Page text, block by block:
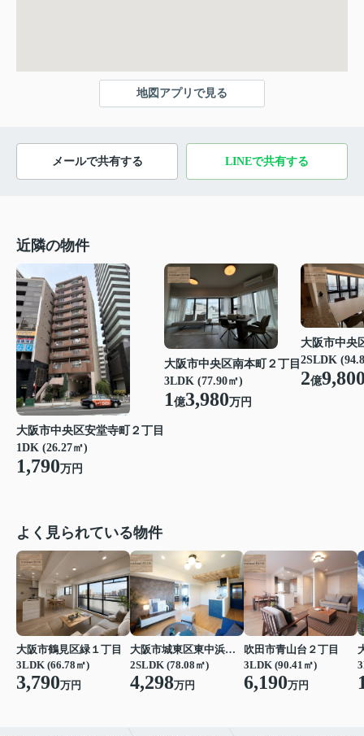
地図アプリで見る
メールで共有する LINEで共有する
近隣の物件
大阪市中央区安堂寺町２丁目
1DK (26.27㎡)
1,790万円
大阪市中央区南本町２丁目
3LDK (77.90㎡)
1億3,980万円
大阪市中央
2SLDK
2億
よく見られている物件
大阪市鶴見区緑１丁目
3LDK (66.78㎡)
3,790万円
大阪市城東区東中浜６丁目
2SLDK (78.08㎡)
4,298万円
吹田市青山台２丁目
3LDK (90.41㎡)
6,190万円